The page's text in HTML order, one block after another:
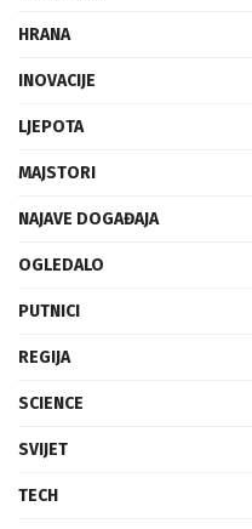
HRANA
INOVACIJE
LJEPOTA
MAJSTORI
NAJAVE DOGAĐAJA
OGLEDALO
PUTNICI
REGIJA
SCIENCE
SVIJET
TECH